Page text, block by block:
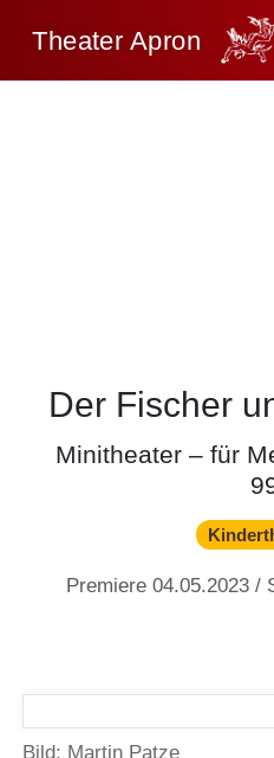
Theater Apron
Der Fischer
Minitheater – für
Premiere 04.05.2023 /
Bild: Martin Patze